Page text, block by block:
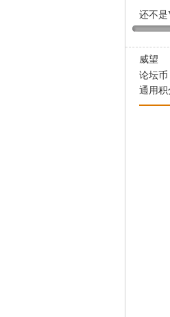
还不是
威望
论坛币
通用积
学术水